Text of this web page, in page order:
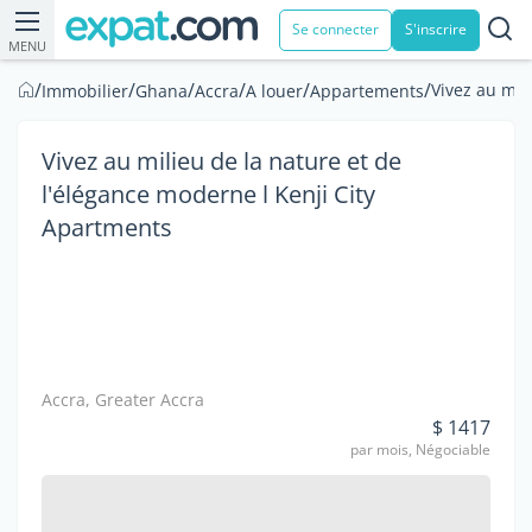
MENU
Se connecter S'inscrire
/Immobilier/Ghana/Accra/A louer/Appartements/Vivez au
Vivez au milieu de la nature et de
l'élégance moderne l Kenji City
Apartments
Accra, Greater Accra
$ 1417
par mois, Négociable